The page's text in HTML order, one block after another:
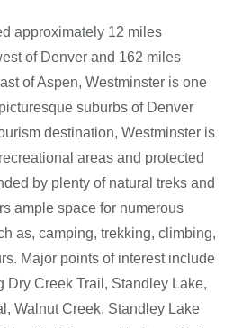
approximately 12 miles
of Denver and 162 miles
of Aspen, Westminster is one
suburbs of Denver
destination, Westminster is
areas and protected
by plenty of natural treks and
ample space for numerous
as, camping, trekking, climbing,
Major points of interest include
Dry Creek Trail, Standley Lake,
Walnut Creek, Standley Lake